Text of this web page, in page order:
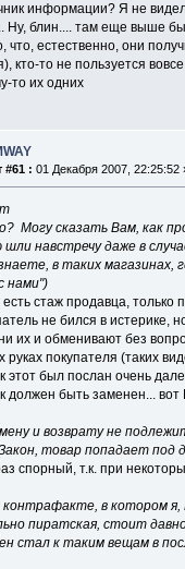
информации? Я не
Ну, блин.... там еще выше
что, естественно, они
кто-то не пользуется
то их одних
#61 : 01 Декабря 2007, 22:25:52
Могу сказать Вам, как
навстречу даже в
в таких магазинах,
нами")
стаж продавца, только
не бился в истерике,
их и обменивают без
руках покупателя (таких
этот был послан очень
должен быть заменен...
и возврату не
товар попадает под
спорный, т.к. при
контрафакте, в котором
пиратская, стоит
стал к таким вещам в